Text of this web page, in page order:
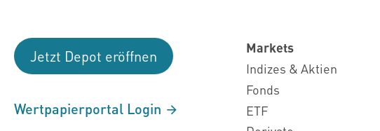
Jetzt Depot eröffnen
Wertpapierportal Login
Markets
Indizes & Aktien
Fonds
ETF